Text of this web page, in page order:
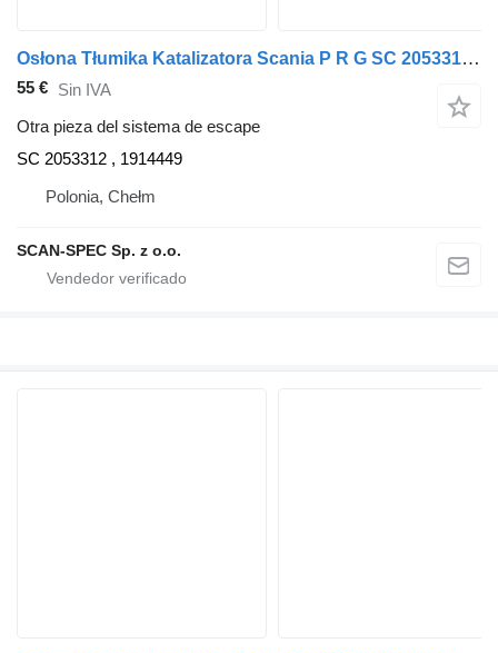
Osłona Tłumika Katalizatora Scania P R G SC 2053312 para Scania EURO 4 i 5 cabeza tractora
55 € Sin IVA
Otra pieza del sistema de escape
SC 2053312 , 1914449
Polonia, Chełm
SCAN-SPEC Sp. z o.o.